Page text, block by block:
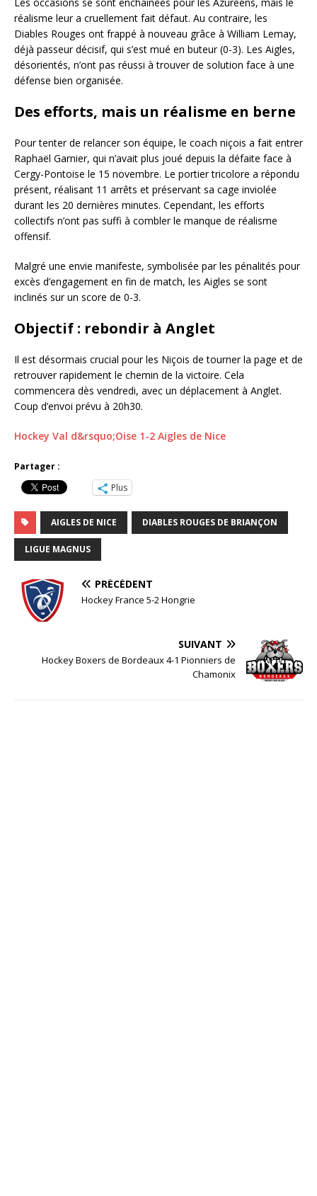
réalisme leur a cruellement fait défaut. Au contraire, les
Diables Rouges ont frappé à nouveau grâce à William Lemay,
déjà passeur décisif, qui s’est mué en buteur (0-3). Les Aigles,
désorientés, n’ont pas réussi à trouver de solution face à une
défense bien organisée.
Des efforts, mais un réalisme en berne
Pour tenter de relancer son équipe, le coach niçois a fait entrer
Raphaël Garnier, qui n’avait plus joué depuis la défaite face à
Cergy-Pontoise le 15 novembre. Le portier tricolore a répondu
présent, réalisant 11 arrêts et préservant sa cage inviolée
durant les 20 dernières minutes. Cependant, les efforts
collectifs n’ont pas suffi à combler le manque de réalisme
offensif.
Malgré une envie manifeste, symbolisée par les pénalités pour
excès d’engagement en fin de match, les Aigles se sont
inclinés sur un score de 0-3.
Objectif : rebondir à Anglet
Il est désormais crucial pour les Niçois de tourner la page et de
retrouver rapidement le chemin de la victoire. Cela
commencera dès vendredi, avec un déplacement à Anglet.
Coup d’envoi prévu à 20h30.
Hockey Val d&rsquo;Oise 1-2 Aigles de Nice
Partager :
Plus
AIGLES DE NICE DIABLES ROUGES DE BRIANÇON
LIGUE MAGNUS
PRÉCÉDENT
Hockey France 5-2 Hongrie
SUIVANT
Hockey Boxers de Bordeaux 4-1 Pionniers de
Chamonix